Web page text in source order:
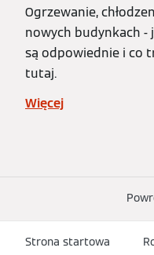
Ogrzewanie,
nowych budynkach -
są odpowiednie i co
tutaj.
Więcej
Strona startowa